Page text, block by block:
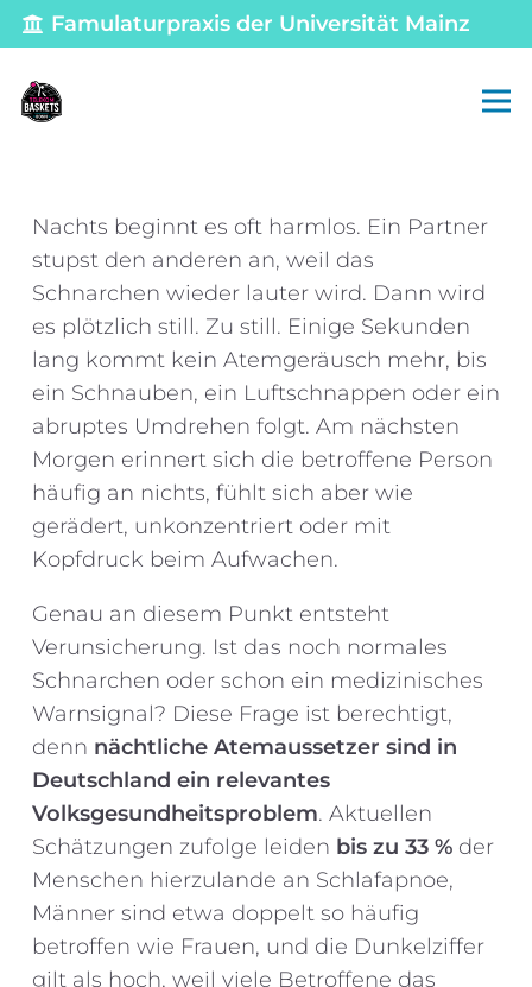
Famulaturpraxis der Universität Mainz
Nachts beginnt es oft harmlos. Ein Partner
stupst den anderen an, weil das
Schnarchen wieder lauter wird. Dann wird
es plötzlich still. Zu still. Einige Sekunden
lang kommt kein Atemgeräusch mehr, bis
ein Schnauben, ein Luftschnappen oder ein
abruptes Umdrehen folgt. Am nächsten
Morgen erinnert sich die betroffene Person
häufig an nichts, fühlt sich aber wie
gerädert, unkonzentriert oder mit
Kopfdruck beim Aufwachen.
Genau an diesem Punkt entsteht
Verunsicherung. Ist das noch normales
Schnarchen oder schon ein medizinisches
Warnsignal? Diese Frage ist berechtigt,
denn nächtliche Atemaussetzer sind in
Deutschland ein relevantes
Volksgesundheitsproblem. Aktuellen
Schätzungen zufolge leiden bis zu 33 % der
Menschen hierzulande an Schlafapnoe,
Männer sind etwa doppelt so häufig
betroffen wie Frauen, und die Dunkelziffer
gilt als hoch, weil viele Betroffene das